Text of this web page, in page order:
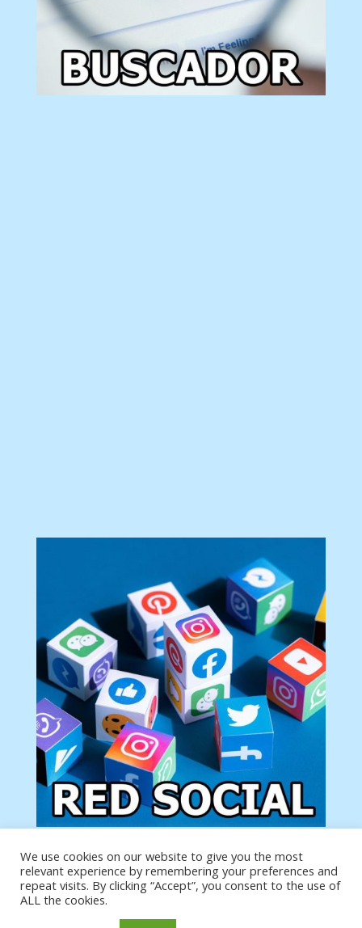
Tu anuncio va aquí
Podemos poner tu anuncio aquí con un link de tu
producto o página
We use cookies on our website to give you the most
relevant experience by remembering your preferences and
repeat visits. By clicking “Accept”, you consent to the use of
ALL the cookies.